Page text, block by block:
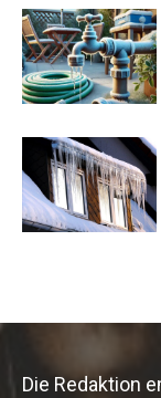
Die Redaktion